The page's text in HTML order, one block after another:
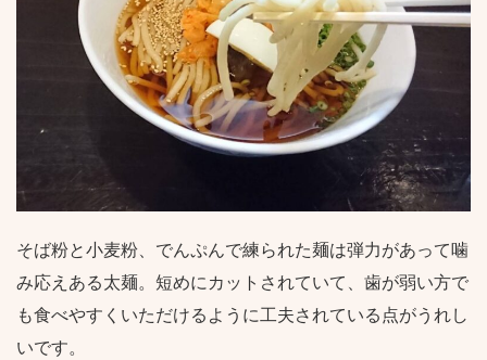
そば粉と小麦粉、でんぷんで練られた麺は弾力があって噛
み応えある太麺。短めにカットされていて、歯が弱い方で
も食べやすくいただけるように工夫されている点がうれし
いです。